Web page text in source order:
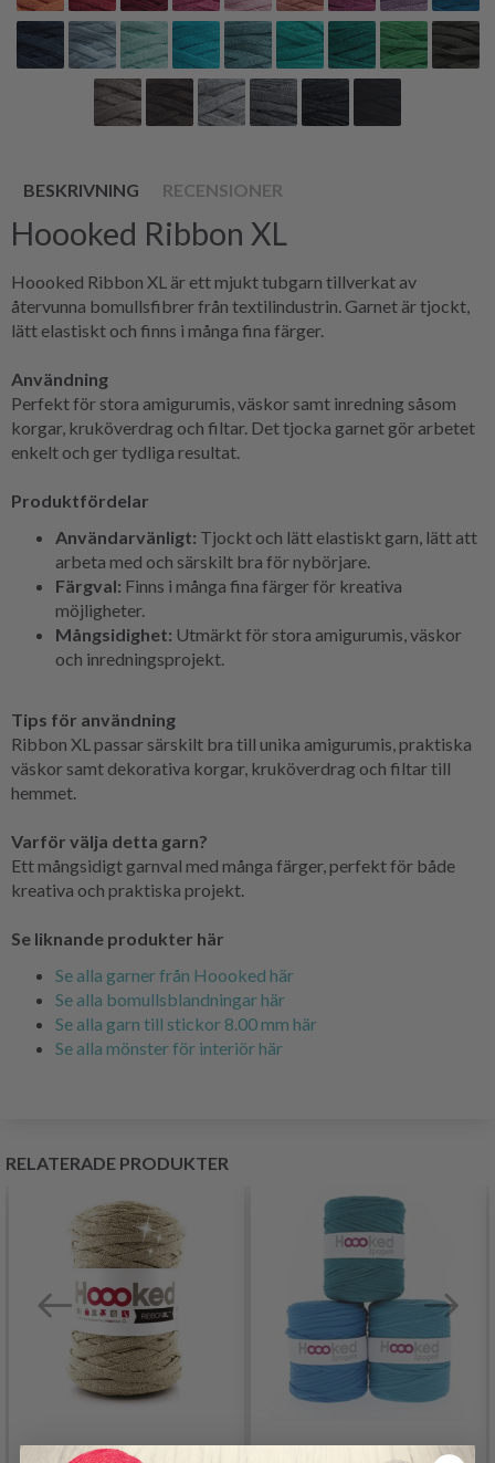
BESKRIVNING RECENSIONER
Hoooked Ribbon XL
Hoooked Ribbon XL är ett mjukt tubgarn tillverkat av
återvunna bomullsfibrer från textilindustrin. Garnet är tjockt,
lätt elastiskt och finns i många fina färger.
Användning
Perfekt för stora amigurumis, väskor samt inredning såsom
korgar, kruköverdrag och filtar. Det tjocka garnet gör arbetet
enkelt och ger tydliga resultat.
Produktfördelar
Användarvänligt: Tjockt och lätt elastiskt garn, lätt att
arbeta med och särskilt bra för nybörjare.
Färgval: Finns i många fina färger för kreativa
möjligheter.
Mångsidighet: Utmärkt för stora amigurumis, väskor
och inredningsprojekt.
Tips för användning
Ribbon XL passar särskilt bra till unika amigurumis, praktiska
väskor samt dekorativa korgar, kruköverdrag och filtar till
hemmet.
Varför välja detta garn?
Ett mångsidigt garnval med många färger, perfekt för både
kreativa och praktiska projekt.
Se liknande produkter här
Se alla garner från Hoooked här
Se alla bomullsblandningar här
Se alla garn till stickor 8.00 mm här
Se alla mönster för interiör här
RELATERADE PRODUKTER